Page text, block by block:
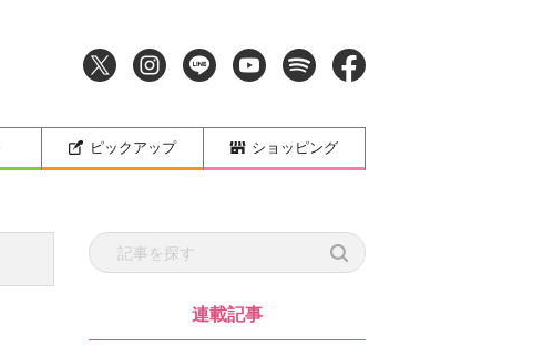
ピックアップ ショッピング
連載記事